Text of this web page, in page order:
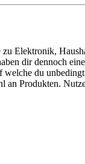
Elektronik,
dir dennoch
du
an Produkten.